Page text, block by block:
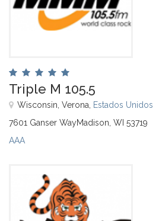
Triple M 105.5
Wisconsin, Verona, Estados Unidos
7601 Ganser WayMadison, WI 53719
AAA